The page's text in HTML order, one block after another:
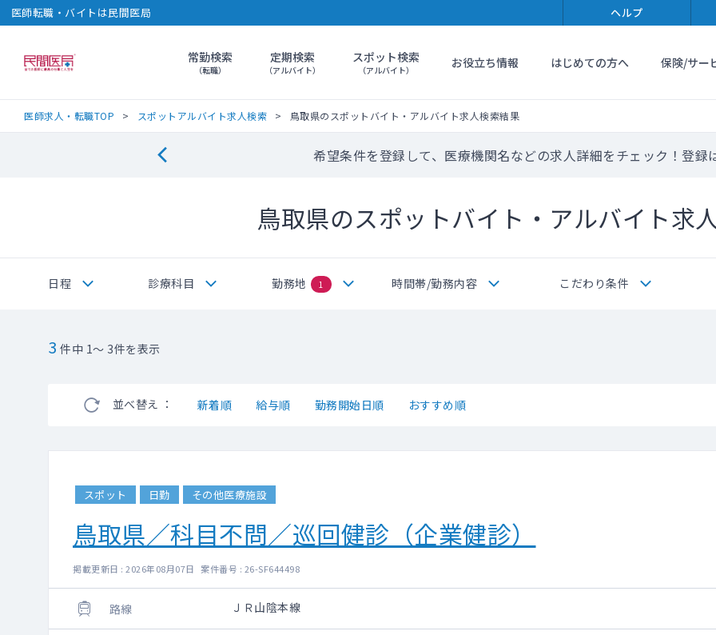
医師転職・バイトは民間医局 ヘルプ
民間医局常勤検索
（転職）
定期検索
（アルバイト）
スポット検索
（アルバイト） お役立ち情報 はじめての方へ 保険/サー
医師求人・転職TOP スポットアルバイト求人検索 鳥取県のスポットバイト・アルバイト求人検索結果
希望条件を登録して、医療機関名などの求人詳細をチェック！登録
鳥取県のスポットバイト・アルバイト求
日程 診療科目 勤務地 1 時間帯/勤務内容 こだわり条件
3 件中 1～ 3件を表示
並べ替え ： 新着順 給与順 勤務開始日順 おすすめ順
スポット 日勤 その他医療施設
鳥取県／科目不問／巡回健診（企業健診）
掲載更新日 : 2026年08月07日 案件番号 : 26-SF644498
路線 ＪＲ山陰本線